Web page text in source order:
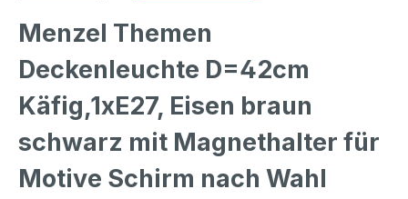
Menzel Themen
Deckenleuchte D=42cm
Käfig,1xE27, Eisen braun
schwarz mit Magnethalter für
Motive Schirm nach Wahl